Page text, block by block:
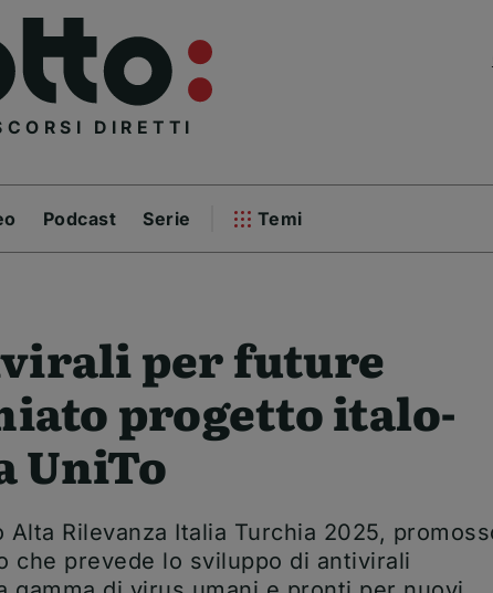
DIRETTI
Podcast Serie Temi
per future
progetto italo-
UniTo
Alta Rilevanza Italia Turchia 2025,
che prevede lo sviluppo di antivirali